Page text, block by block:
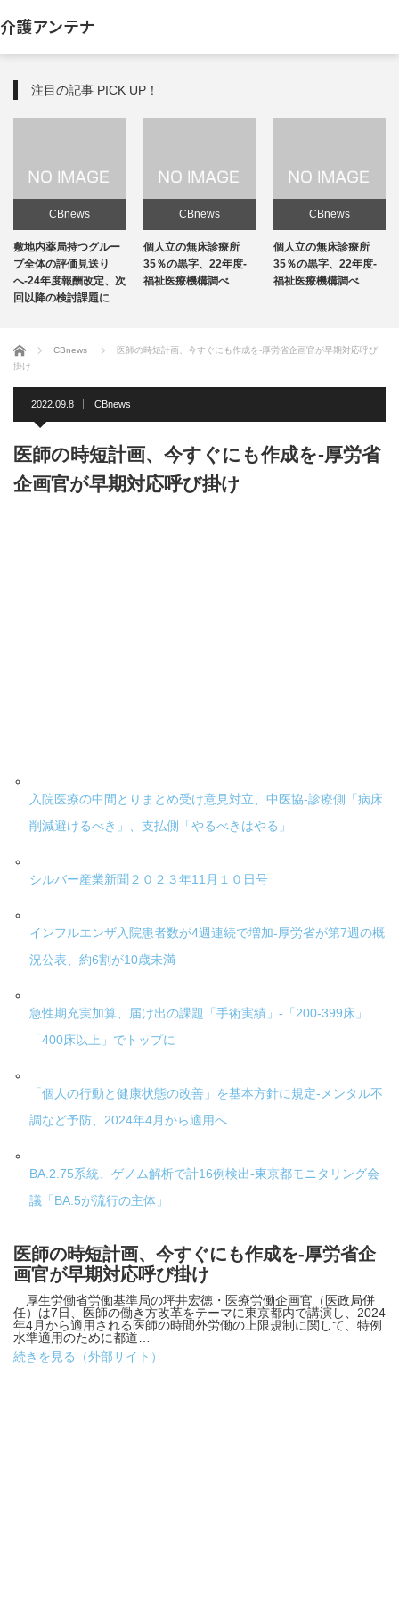
介護アンテナ
注目の記事 PICK UP！
CBnews
敷地内薬局持つグルー
プ全体の評価見送り
へ-24年度報酬改定、次
回以降の検討課題に
CBnews
個人立の無床診療所
35％の黒字、22年度-
福祉医療機構調べ
CBnews
個人立の無床診療所
35％の黒字、22年度-
福祉医療機構調べ
ホーム CBnews
医師の時短計画、今すぐにも作成を-厚労省企画官が早期対応呼び
掛け
2022.09.8 CBnews
医師の時短計画、今すぐにも作成を-厚労省
企画官が早期対応呼び掛け
入院医療の中間とりまとめ受け意見対立、中医協-診療側「病床
削減避けるべき」、支払側「やるべきはやる」
シルバー産業新聞２０２３年11月１０日号
インフルエンザ入院患者数が4週連続で増加-厚労省が第7週の概
況公表、約6割が10歳未満
急性期充実加算、届け出の課題「手術実績」-「200-399床」
「400床以上」でトップに
「個人の行動と健康状態の改善」を基本方針に規定-メンタル不
調など予防、2024年4月から適用へ
BA.2.75系統、ゲノム解析で計16例検出-東京都モニタリング会
議「BA.5が流行の主体」
医師の時短計画、今すぐにも作成を-厚労省企
画官が早期対応呼び掛け
厚生労働省労働基準局の坪井宏徳・医療労働企画官（医政局併
任）は7日、医師の働き方改革をテーマに東京都内で講演し、2024
年4月から適用される医師の時間外労働の上限規制に関して、特例
水準適用のために都道…
続きを見る（外部サイト）